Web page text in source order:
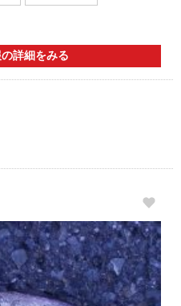
詳細をみる